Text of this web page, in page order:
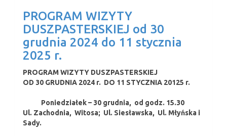
PROGRAM WIZYTY
DUSZPASTERSKIEJ od 30
grudnia 2024 do 11 stycznia
2025 r.
PROGRAM WIZYTY DUSZPASTERSKIEJ
OD 30 GRUDNIA 2024 r. DO 11 STYCZNIA 20125 r.
Poniedziałek – 30 grudnia, od godz. 15.30
Ul. Zachodnia, Witosa; Ul. Siesławska, Ul. Młyńska i
Sady.